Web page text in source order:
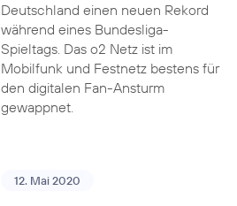
Deutschland einen neuen Rekord
während eines Bundesliga-
Spieltags. Das o2 Netz ist im
Mobilfunk und Festnetz bestens für
den digitalen Fan-Ansturm
gewappnet.
12. Mai 2020